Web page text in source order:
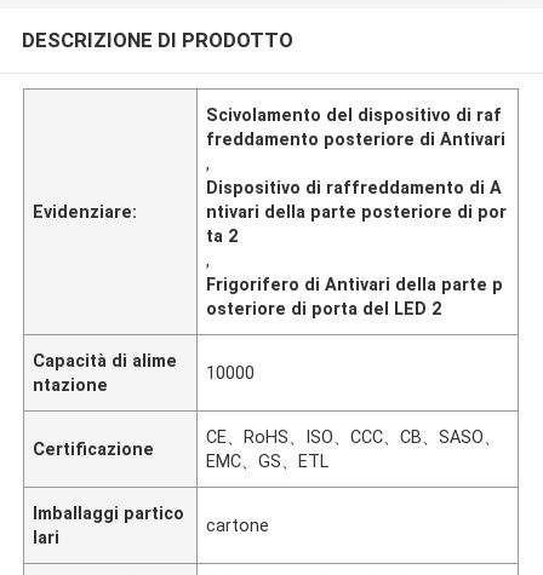
DESCRIZIONE DI PRODOTTO
Evidenziare:
Scivolamento del dispositivo di raf
freddamento posteriore di Antivari
,
Dispositivo di raffreddamento di A
ntivari della parte posteriore di por
ta 2
,
Frigorifero di Antivari della parte p
osteriore di porta del LED 2
Capacità di alime
ntazione
10000
Certificazione
CE、RoHS、ISO、CCC、CB、SASO、
EMC、GS、ETL
Imballaggi partico
lari
cartone